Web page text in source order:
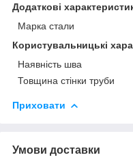
Додаткові
Марка стали
Користувальницькі
Наявність шва
Товщина стінки труби
Приховати
Умови доставки